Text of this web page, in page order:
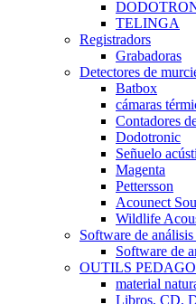
TELINGA
Registradors
Grabadoras
Detectores de
Batbox
cámaras
Contadores
Dodotronic
Señuelo
Magenta
Pettersson
Acounect
Wildlife
Software de
Software de
OUTILS
material
Libros, CD,